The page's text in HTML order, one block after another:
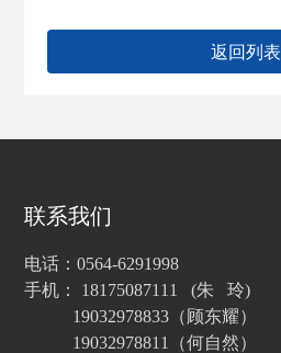
返回列表
联系我们
电话：0564-6291998
手机： 18175087111 (朱 玲)
19032978833（顾东耀）
19032978811（何自然）